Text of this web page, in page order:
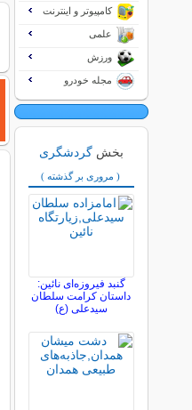
کامپیوتر و اینترنت
علمی
ورزش
مجله خودرو
بخش گردشگری
( مروری بر گذشته )
گنبد فیروزه‌ای نائین:
داستان کرامت سلطان
سیدعلی (ع)